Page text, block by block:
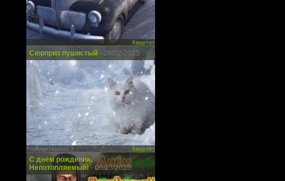
Квартет
Сюрприз пушистый - 09/22/2025
Комментариев 3 Квартет
С днём рождения,
Непотопляемый!- 09/13/2025